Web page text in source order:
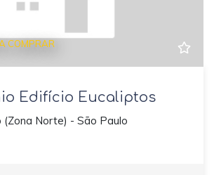
COMPRAR
Edifício Eucaliptos
Norte) - São Paulo